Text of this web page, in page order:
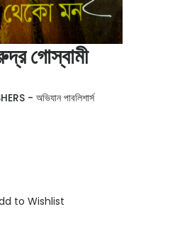
গোস্বামী
- অভিযান পাবলিশার্স
to Wishlist